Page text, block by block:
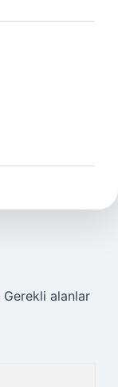
Gerekli alanlar